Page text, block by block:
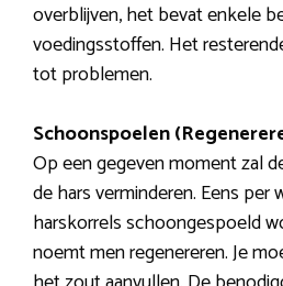
overblijven, het bevat enkele
voedingsstoffen. Het
tot problemen.
Schoonspoelen
Op een gegeven moment zal
de hars verminderen. Eens
harskorrels schoongespoeld
noemt men regenereren. Je